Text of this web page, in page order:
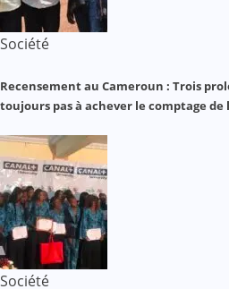
Société
Recensement au Cameroun : Trois
toujours pas à achever le comptage
Société